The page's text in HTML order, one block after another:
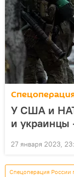
У США и
и украинцы
27 января 2023,
Спецоперация России